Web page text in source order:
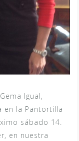
Igual,
en la Pantortilla
sábado 14.
en nuestra